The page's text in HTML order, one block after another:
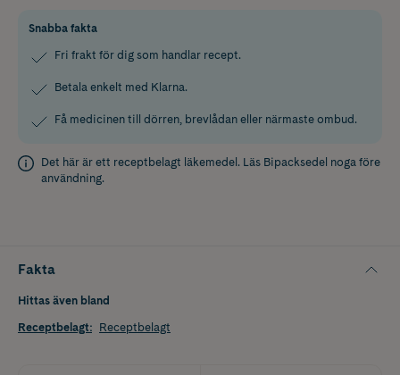
Snabba fakta
Fri frakt för dig som handlar recept.
Betala enkelt med Klarna.
Få medicinen till dörren, brevlådan eller närmaste ombud.
Det här är ett receptbelagt läkemedel. Läs Bipacksedel noga före
användning.
Fakta
Hittas även bland
Receptbelagt: Receptbelagt